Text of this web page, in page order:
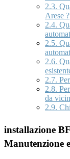
2.3.
Arese ?
2.4.
2.5.
2.6.
2.7.
2.8.
da
2.9.
installazione
Manutenzione